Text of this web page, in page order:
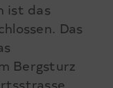
ist das
Das
Bergsturz